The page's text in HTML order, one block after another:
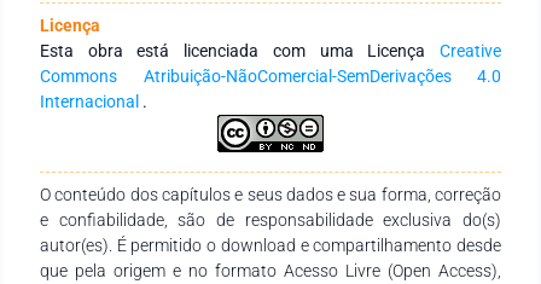
The shelf-life of the pork chops has been increased by at least
12 d compared to the control samples.
Licença
Esta obra está licenciada com uma Licença Creative
Commons Atribuição-NãoComercial-SemDerivações 4.0
Internacional .
O conteúdo dos capítulos e seus dados e sua forma, correção
e confiabilidade, são de responsabilidade exclusiva do(s)
autor(es). É permitido o download e compartilhamento desde
que pela origem e no formato Acesso Livre (Open Access),